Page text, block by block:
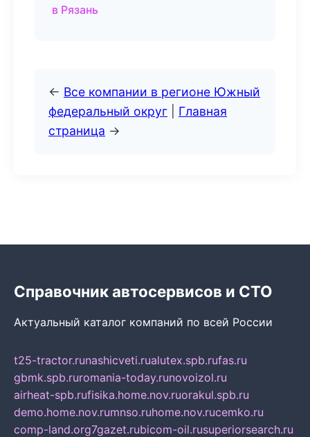
в Рязань
← Все компании в регионе Южный
федеральный округ
Главная
страница →
Справочник автосервисов и СТО
Актуальный каталог компаний по всей России
t25-tractor.runashicveti.rualutex.spb.rufas.ru
gbmk.spb.ruromania-today.runovoizol.ru
airheat-spb.rufisika.home.nov.ruorakul.spb.ru
demo.home.nov.rumnso.ruhome.nov.rucemko.ru
comp-land.org7gazet.rubicom-oil.rusuperiorsearch.ru